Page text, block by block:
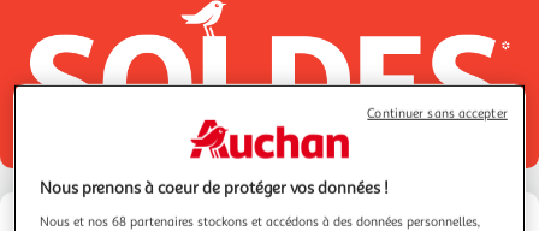
directement
la
rubrique
Nous prenons à coeur de protéger vos données !
Nous et nos 68 partenaires stockons et accédons à des données personnelles,
Continuer sans accepter